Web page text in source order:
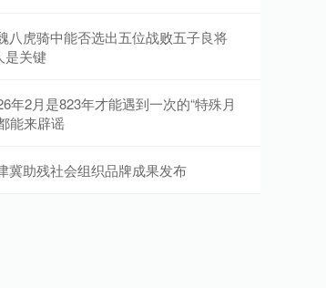
八虎骑中能否选出五位战败五子良将
是关键
年2月是823年才能遇到一次的“特殊月
能来辟谣
冀助残社会组织品牌成果发布